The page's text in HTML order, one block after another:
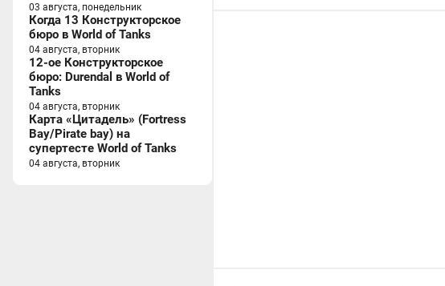
03 августа, понедельник
Когда 13 Конструкторское
бюро в World of Tanks
04 августа, вторник
12-ое Конструкторское
бюро: Durendal в World of
Tanks
04 августа, вторник
Карта «Цитадель» (Fortress
Bay/Pirate bay) на
супертесте World of Tanks
04 августа, вторник